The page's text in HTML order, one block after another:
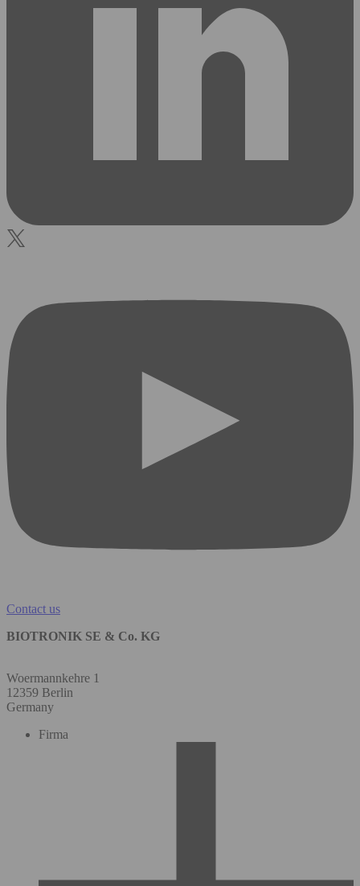
Contact us
BIOTRONIK SE & Co. KG
Woermannkehre 1
12359 Berlin
Germany
Firma